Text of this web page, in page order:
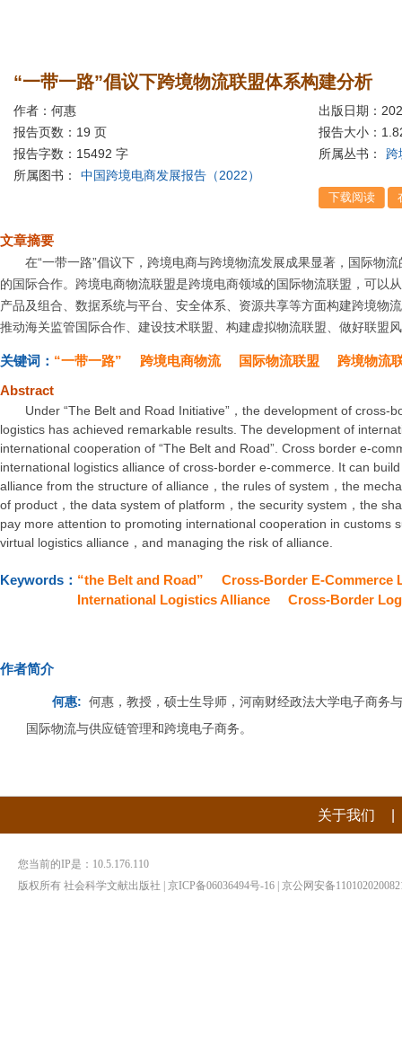
“一带一路”倡议下跨境物流联盟体系构建分析
作者：何惠
出版日期：
报告页数：19 页
报告大小：
报告字数：15492 字
所属丛书：
跨
所属图书：
中国跨境电商发展报告（2022）
文章摘要
在“一带一路”倡议下，跨境电商与跨境物流发展成果显著，国际物
的国际合作。跨境电商物流联盟是跨境电商领域的国际物流联盟，可以
产品及组合、数据系统与平台、安全体系、资源共享等方面构建跨境物
推动海关监管国际合作、建设技术联盟、构建虚拟物流联盟、做好联盟
关键词： “一带一路” 跨境电商物流 国际物流联盟
跨境物流
Abstract
Under “The Belt and Road Initiative”，the development of cross-
logistics has achieved remarkable results. The development of
international cooperation of “The Belt and Road”. Cross border e-
international logistics alliance of cross-border e-commerce. It can
alliance from the structure of alliance，the rules of system，the
of product，the data system of platform，the security system，the
pay more attention to promoting international cooperation in customs
virtual logistics alliance，and managing the risk of alliance.
Keywords： “the Belt and Road”
Cross-Border E-Commerce
International Logistics Alliance
Cross-Border
作者简介
何惠: 何惠，教授，硕士生导师，河南财经政法大学电子商务
国际物流与供应链管理和跨境电子商务。
关于我们
您当前的IP是： 10.5.176.110
版权所有 社会科学文献出版社 | 京ICP备06036494号-16 | 京公网安备